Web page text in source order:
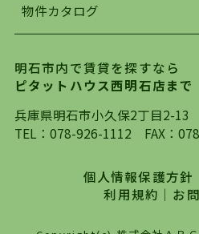
を行っており地域最大級の
ります。店頭で限られた物
自身でインターネットを利
探していただき、選択して
対して、専門知識を持った
せていただくスタイルを心
は、一度だけでは終わらな
お付き合いです。初めての
職・ご結婚・売買物件の購
わたる、良きアドバイザー
物件カタログ
明石市内で賃貸を探すなら
ピタットハウス西明石店まで
兵庫県明石市小久保2丁目2-13
TEL： 078-926-1112 FAX：
個人情報保護方針
利用規約 ｜ お